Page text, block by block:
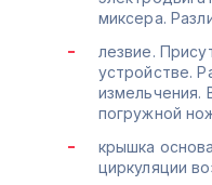
миксера.
лезвие.
устройстве.
измельчения.
погружной
крышка
циркуляции